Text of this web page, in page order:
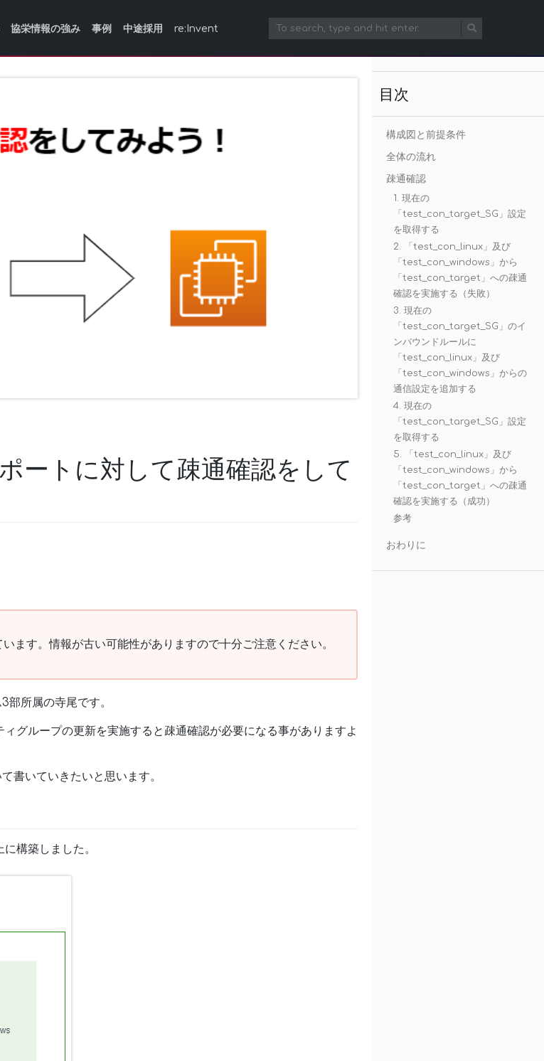
協栄情報の強み 事例 中途採用 re:Invent
ートに対して疎通確認をして
ます。情報が古い可能性がありますので十分ご注意ください。
部所属の寺尾です。
グループの更新を実施すると疎通確認が必要になる事がありますよ
書いていきたいと思います。
構築しました。
目次
構成図と前提条件
全体の流れ
疎通確認
1. 現在の
「test_con_target_SG」設定
を取得する
2. 「test_con_linux」及び
「test_con_windows」から
「test_con_target」への疎通
確認を実施する（失敗）
3. 現在の
「test_con_target_SG」のイ
ンバウンドルールに
「test_con_linux」及び
「test_con_windows」からの
通信設定を追加する
4. 現在の
「test_con_target_SG」設定
を取得する
5. 「test_con_linux」及び
「test_con_windows」から
「test_con_target」への疎通
確認を実施する（成功）
参考
おわりに